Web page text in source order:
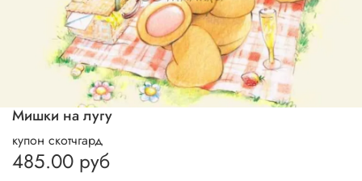
Мишки на лугу
купон скотчгард
485.00 руб